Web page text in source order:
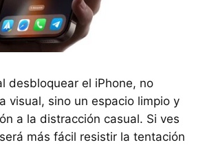
desbloquear el iPhone, no
visual, sino un espacio limpio y
a la distracción casual. Si ves
más fácil resistir la tentación